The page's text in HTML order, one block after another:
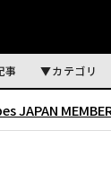
事 カテゴリ
JAPAN